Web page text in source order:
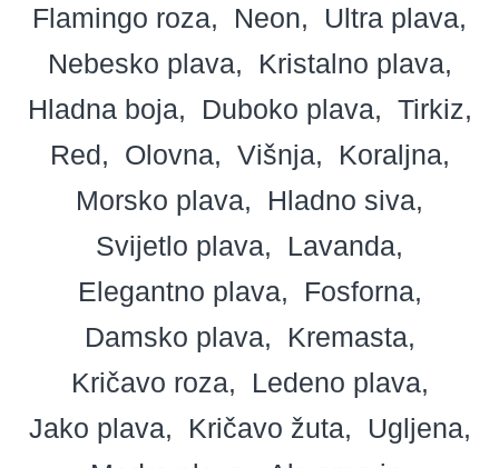
Flamingo roza
Neon
Ultra plava
Nebesko plava
Kristalno plava
Hladna boja
Duboko plava
Tirkiz
Red
Olovna Višnja
Koraljna
Morsko plava
Hladno siva
Svijetlo plava
Lavanda
Elegantno plava
Fosforna
Damsko plava
Kremasta
Kričavo roza
Ledeno plava
Jako plava
Kričavo žuta
Ugljena